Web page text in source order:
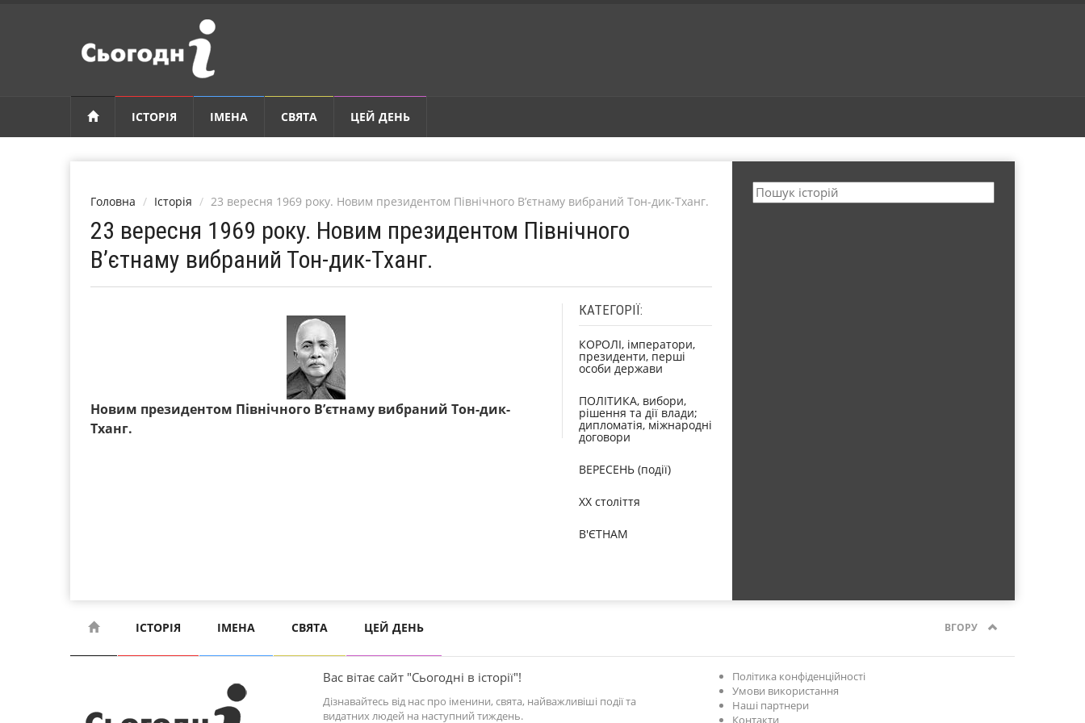
ІСТОРІЯ ІМЕНА СВЯТА ЦЕЙ ДЕНЬ
Головна Історія 23 вересня 1969 року. Новим президентом Північного В’єтнаму вибраний Тон-дик-Тханг.
23 вересня 1969 року. Новим президентом Північного
В’єтнаму вибраний Тон-дик-Тханг.
Новим президентом Північного В’єтнаму вибраний Тон-дик-
Тханг.
КАТЕГОРІЇ:
КОРОЛІ, імператори,
президенти, перші
особи держави
ПОЛІТИКА, вибори,
рішення та дії влади;
дипломатія, міжнародні
договори
ВЕРЕСЕНЬ (події)
XX століття
В'ЄТНАМ
ІСТОРІЯ ІМЕНА СВЯТА ЦЕЙ ДЕНЬ ВГОРУ
Вас вітає сайт "Сьогодні в історії"!
Дізнавайтесь від нас про іменини, свята, найважливіші події та
видатних людей на наступний тиждень.
Політика конфіденційності
Умови використання
Наші партнери
Контакти